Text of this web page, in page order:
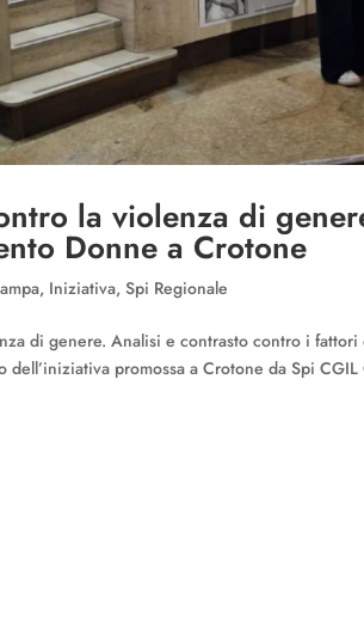
la violenza di
Donne a Crotone
, Iniziativa,Spi Regionale
di genere. Analisi e contrasto contro i
dell’iniziativa promossa a Crotone da Spi